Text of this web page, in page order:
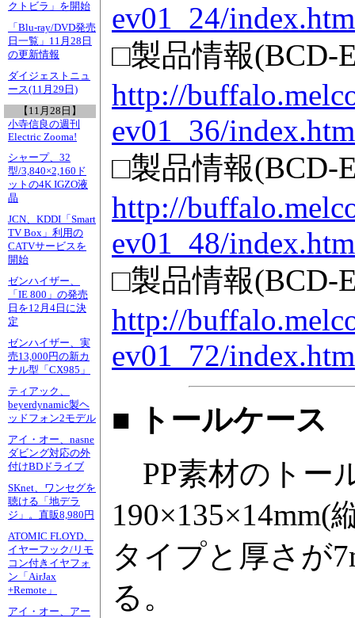
クトビラ」を開始
「Blu-ray/DVD発売
日一覧」11月28日
の更新情報
ダイジェストニュ
ース(11月29日)
【11月28日】
小寺信良の週刊
Electric Zooma!
シャープ、32
型/3,840×2,160ド
ットの4K IGZO液
晶
JCN、KDDI「Smart
TV Box」利用の
CATVサービスを
開始
ゼンハイザー、
「IE 800」の発売
日を12月4日に決
定
ゼンハイザー、実
売13,000円の新カ
ナル型「CX985」
ティアック、
beyerdynamic製ヘ
ッドフォン2モデル
アイ・オー、nasne
ダビング対応の外
付けBDドライブ
SKnet、ワンセグを
聴ける「地デラ
ジ」。直販8,980円
ATOMIC FLOYD、
イヤーフック/リモ
コン付きイヤフォ
ン「AirJax
+Remote」
アイ・オー、アー
ev01_24/
□製品情報(BCD-
http://
ev01_36/
□製品情報(BCD-
http://
ev01_48/
□製品情報(BCD-
http://
ev01_72/
■ トールケース
PP素材のトー
タイプと厚さが
る。